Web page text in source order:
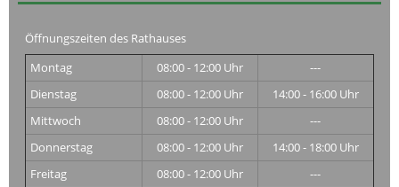
Öffnungszeiten des Rathauses
Montag
08:00 - 12:00 Uhr
---
Dienstag
08:00 - 12:00 Uhr
14:00 - 16:00 Uhr
Mittwoch
08:00 - 12:00 Uhr
---
Donnerstag
08:00 - 12:00 Uhr
14:00 - 18:00 Uhr
Freitag
08:00 - 12:00 Uhr
---